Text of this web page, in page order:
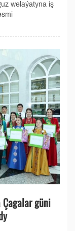
welaýatyna iş
güni